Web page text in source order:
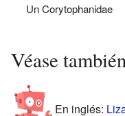
Un Corytophanidae
Véase
En inglés: